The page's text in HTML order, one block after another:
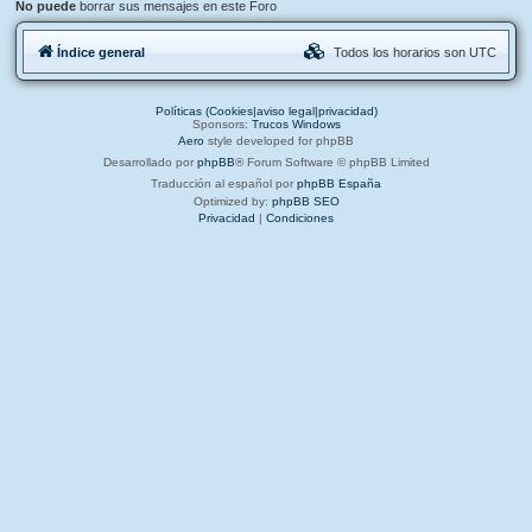
No puede borrar sus mensajes en este Foro
Índice general Todos los horarios son UTC
Políticas (Cookies|aviso legal|privacidad)
Sponsors: Trucos Windows
Aero style developed for phpBB
Desarrollado por phpBB® Forum Software © phpBB Limited
Traducción al español por phpBB España
Optimized by: phpBB SEO
Privacidad | Condiciones